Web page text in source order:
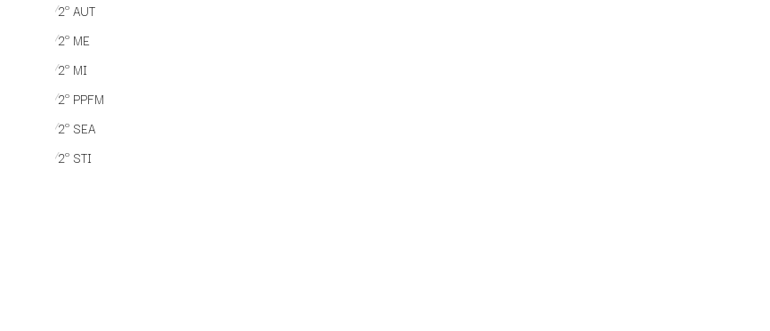
⁄2º AUT
⁄2º ME
⁄2º MI
⁄2º PPFM
⁄2º SEA
⁄2º STI